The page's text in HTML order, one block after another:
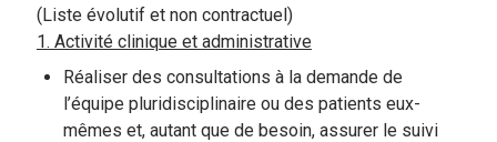
(Liste évolutif et non contractuel)
1. Activité clinique et administrative
Réaliser des consultations à la demande de
l’équipe pluridisciplinaire ou des patients eux-
mêmes et, autant que de besoin, assurer le suivi